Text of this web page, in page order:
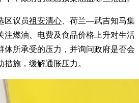
区议员祖安清心、荷兰—武吉知马集
注燃油、电费及食品价格上升对生活
体所承受的压力，并询问政府是否会
施，缓解通胀压力。